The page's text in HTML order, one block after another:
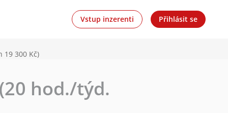
Vstup inzerenti Přihlásit se
19 300 Kč)
hod./týd.